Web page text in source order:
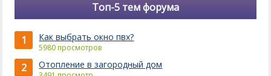
Топ-5 тем форума
1 Как выбрать окно пвх?
5980 просмотров
2 Отопление в загородный дом